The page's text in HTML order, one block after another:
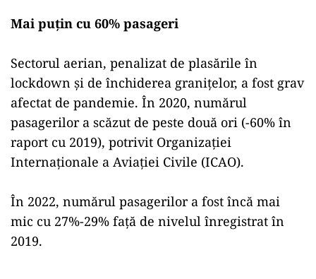
Mai puţin cu 60% pasageri
Sectorul aerian, penalizat de plasările în
lockdown şi de închiderea graniţelor, a fost grav
afectat de pandemie. În 2020, numărul
pasagerilor a scăzut de peste două ori (-60% în
raport cu 2019), potrivit Organizaţiei
Internaţionale a Aviaţiei Civile (ICAO).
În 2022, numărul pasagerilor a fost încă mai
mic cu 27%-29% faţă de nivelul înregistrat în
2019.